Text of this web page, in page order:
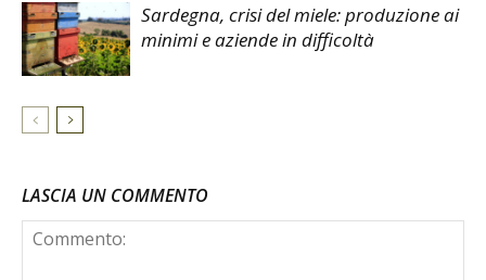
Sardegna, crisi del miele: produzione ai
minimi e aziende in difficoltà
LASCIA UN COMMENTO